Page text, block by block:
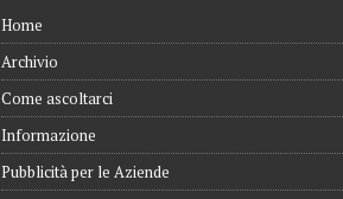
Home
Archivio
Come ascoltarci
Informazione
Pubblicità per le Aziende